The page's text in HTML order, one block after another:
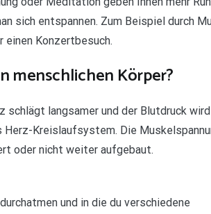
sich entspannen. Zum Beispiel durch
einen Konzertbesuch.
menschlichen Körper?
schlägt langsamer und der Blutdruck
Kreislaufsystem. Die
oder nicht weiter aufgebaut.
und in die du verschiedene